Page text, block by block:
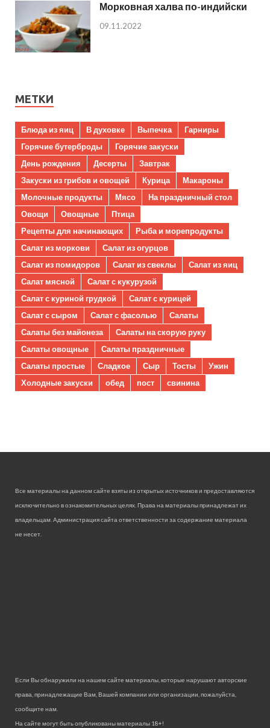
Морковная халва по-индийски
09.11.2022
МЕТКИ
Блюда из яиц В духовке Выпечка
Гарниры
Горячие бутерброды
Горячие закуски
День рождения
Десерты
Завтрак
Закуски из грибов и овощей
Курица
Макароны
Молочные продукты
Мясо
На праздничный стол
Овощи
Овощные
Птица
Рецепты для начинающих
Рыба и морепродукты
Салат из моркови
Салат из огурцов
Салат из помидоров
Салат из свеклы
Салат из яиц
Салат мясной
Салат с кукурузой
Салат с куриной грудкой
Салат с курицей
Салат с сыром
Салат с фасолью
Салаты
Салаты без майонеза
Салаты на скорую руку
Салаты овощные
Салаты праздничные
Салаты простые
Сладкое Сыр Тосты
Ужин
Холодные закуски
обед пост свинина
Все материалы на данном сайте взяты из открытых источников и предоставляются
исключительно в ознакомительных целях. Права на материалы принадлежат их
владельцам. Администрация сайта ответственности за содержание материала
не несет.
Если Вы обнаружили на нашем сайте материалы, которые нарушают авторские
права, принадлежащие Вам, Вашей компании или организации, пожалуйста,
сообщите нам.
На сайте могут быть опубликованы материалы 18+!